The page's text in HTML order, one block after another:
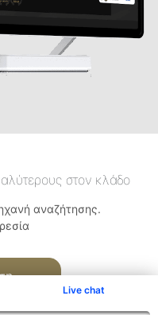
Live chat
στον κλάδο
αναζήτησης.